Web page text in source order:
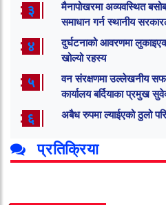
३
मैनापोखरमा अव्यवस्थित
समाधान गर्न स्थानीय
४
दुर्घटनाको आवरणमा
खोल्यो रहस्य
५
वन संरक्षणमा उल्लेखनीय
कार्यालय बर्दियाका प्रमुख
६ अबैध रुपमा ल्याईएको ठुलो
प्रतिक्रिया